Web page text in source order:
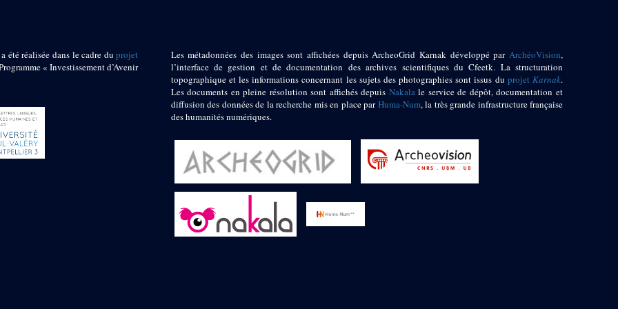
été réalisée dans le cadre duprojet
« Investissement d’Avenir
Les métadonnées des images sont affichées depuis ArcheoGrid Karnak développé par ArchéoVision,
l’interface de gestion et de documentation des archives scientifiques du Cfeetk. La structuration
topographique et les informations concernant les sujets des photographies sont issus du projetKarnak.
Les documents en pleine résolution sont affichés depuis Nakalale service de dépôt, documentation et
diffusion des données de la recherche mis en place parHuma-Num, la très grande infrastructure française
des humanités numériques.